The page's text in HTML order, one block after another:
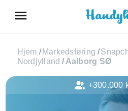
menu
Hjem / Markedsføring /
Nordjylland / Aalborg SØ
+300.000